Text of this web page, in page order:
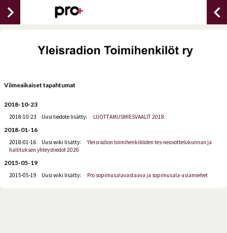
chevron_right chevron_left
Viimeaikaiset tapahtumat
2018-10-23
2018-10-23 Uusi tiedote lisätty: LUOTTAMUSMIESVAALIT 2018
2018-01-16
2018-01-16 Uusi wiki lisätty:
Yleisradion toimihenkilöiden tes-neuvottelukunnan ja
hallituksen yhteystiedot 2026
2015-05-19
2015-05-19 Uusi wiki lisätty: Pro sopimusalavastaava ja sopimusala-asiamiehet